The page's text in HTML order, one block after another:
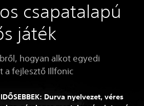
csapatalapú
játék
hogyan alkot egyedi
a fejlesztő Illfonic
IDŐSEBBEK: Durva nyelvezet, véres